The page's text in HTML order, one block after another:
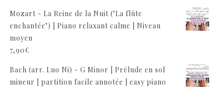
Mozart - La Reine de la Nuit ("La flûte
enchantée") | Piano relaxant calme | Niveau
moyen
7,90€
Bach (arr. Luo Ni) - G Minor | Prélude en sol
mineur | partition facile annotée | easy piano